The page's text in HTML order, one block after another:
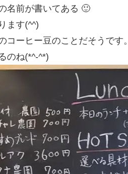
名前が書いてある 🙂
ます(^^)
ーヒー豆のことだそうです。
のね(*^-^*)